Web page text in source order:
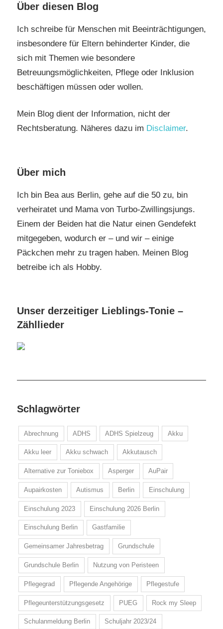
Über diesen Blog
Ich schreibe für Menschen mit Beeinträchtigungen,
insbesondere für Eltern behinderter Kinder, die
sich mit Themen wie besondere
Betreuungsmöglichkeiten, Pflege oder Inklusion
beschäftigen müssen oder wollen.
Mein Blog dient der Information, nicht der
Rechtsberatung. Näheres dazu im Disclaimer.
Über mich
Ich bin Bea aus Berlin, gehe auf die 50 zu, bin
verheiratet und Mama von Turbo-Zwillingsjungs.
Einem der Beiden hat die Natur einen Gendefekt
mitgegeben, wodurch er – und wir – einige
Päckchen mehr zu tragen haben. Meinen Blog
betreibe ich als Hobby.
Unser derzeitiger Lieblings-Tonie –
Zähllieder
Schlagwörter
Abrechnung ADHS ADHS Spielzeug Akku
Akku leer Akku schwach Akkutausch
Alternative zur Toniebox Asperger AuPair
Aupairkosten Autismus Berlin Einschulung
Einschulung 2023 Einschulung 2026 Berlin
Einschulung Berlin Gastfamilie
Gemeinsamer Jahresbetrag Grundschule
Grundschule Berlin Nutzung von Peristeen
Pflegegrad Pflegende Angehörige Pflegestufe
Pflegeunterstützungsgesetz PUEG Rock my Sleep
Schulanmeldung Berlin Schuljahr 2023/24